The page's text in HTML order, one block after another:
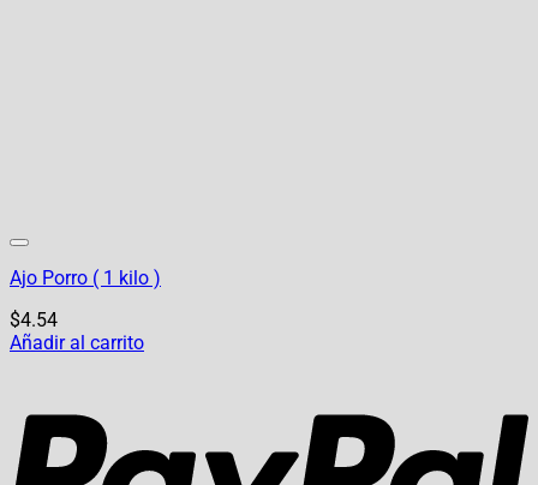
Ajo Porro ( 1 kilo )
$4.54
Añadir al carrito